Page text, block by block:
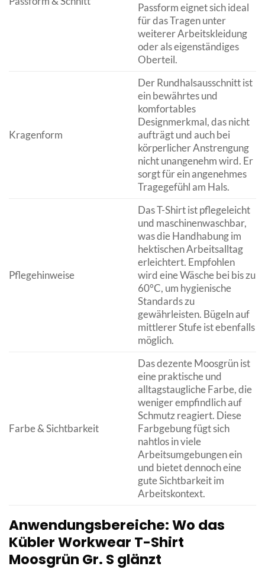
Passform eignet sich ideal
für das Tragen unter
weiterer Arbeitskleidung
oder als eigenständiges
Oberteil.
Kragenform
Der Rundhalsausschnitt ist
ein bewährtes und
komfortables
Designmerkmal, das nicht
aufträgt und auch bei
körperlicher Anstrengung
nicht unangenehm wird. Er
sorgt für ein angenehmes
Tragegefühl am Hals.
Pflegehinweise
Das T-Shirt ist pflegeleicht
und maschinenwaschbar,
was die Handhabung im
hektischen Arbeitsalltag
erleichtert. Empfohlen
wird eine Wäsche bei bis zu
60°C, um hygienische
Standards zu
gewährleisten. Bügeln auf
mittlerer Stufe ist ebenfalls
möglich.
Farbe & Sichtbarkeit
Das dezente Moosgrün ist
eine praktische und
alltagstaugliche Farbe, die
weniger empfindlich auf
Schmutz reagiert. Diese
Farbgebung fügt sich
nahtlos in viele
Arbeitsumgebungen ein
und bietet dennoch eine
gute Sichtbarkeit im
Arbeitskontext.
Anwendungsbereiche: Wo das
Kübler Workwear T-Shirt
Moosgrün Gr. S glänzt